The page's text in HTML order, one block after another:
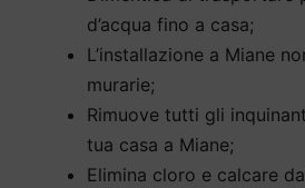
d’acqua fino a casa;
L’installazione a Miane
murarie;
Rimuove tutti gli
tua casa a Miane;
Elimina cloro e calcare